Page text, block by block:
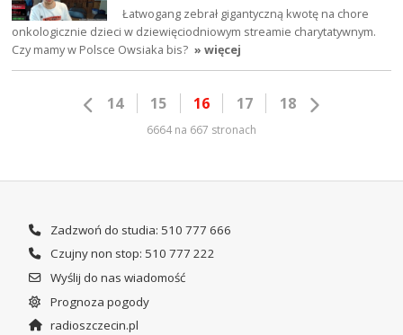
Łatwogang zebrał gigantyczną kwotę na chore
onkologicznie dzieci w dziewięciodniowym streamie charytatywnym.
Czy mamy w Polsce Owsiaka bis? » więcej
14 15 16 17 18
6664 na 667 stronach
Zadzwoń do studia: 510 777 666
Czujny non stop: 510 777 222
Wyślij do nas wiadomość
Prognoza pogody
radioszczecin.pl